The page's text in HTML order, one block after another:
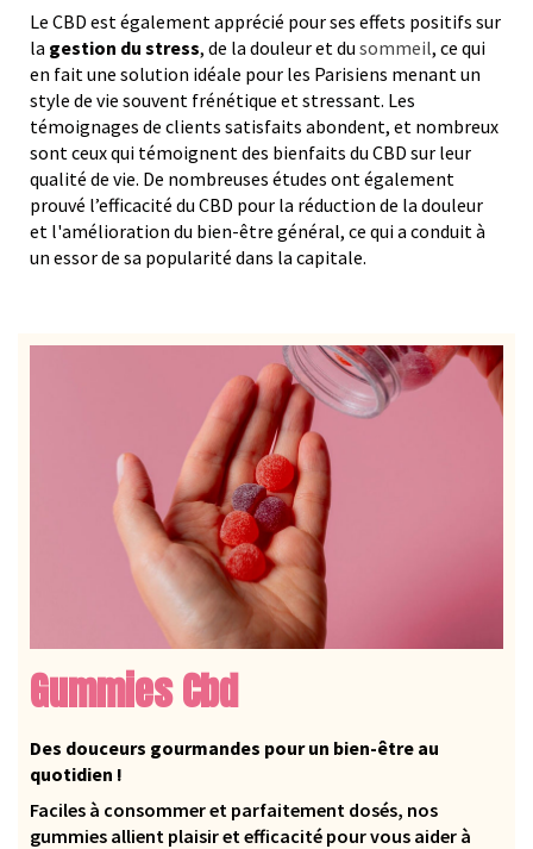
Le CBD est également apprécié pour ses effets positifs sur
la gestion du stress, de la douleur et du sommeil, ce qui
en fait une solution idéale pour les Parisiens menant un
style de vie souvent frénétique et stressant. Les
témoignages de clients satisfaits abondent, et nombreux
sont ceux qui témoignent des bienfaits du CBD sur leur
qualité de vie. De nombreuses études ont également
prouvé l’efficacité du CBD pour la réduction de la douleur
et l'amélioration du bien-être général, ce qui a conduit à
un essor de sa popularité dans la capitale.
Gummies Cbd
Des douceurs gourmandes pour un bien-être au
quotidien !
Faciles à consommer et parfaitement dosés, nos
gummies allient plaisir et efficacité pour vous aider à